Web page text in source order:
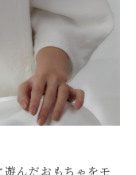
んだおもちゃをモ